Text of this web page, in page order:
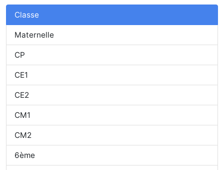
Classe
Maternelle
CP
CE1
CE2
CM1
CM2
6ème